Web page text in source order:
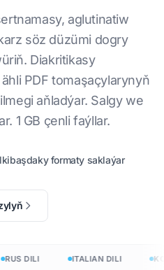
aglutinatiw
söz düzümi dogry
Diakritikasy
PDF tomaşaçylarynyň
aňladýar. Salgy we
1 GB çenli faýllar.
formaty saklaýar
RUS DILI ITALIAN DILI